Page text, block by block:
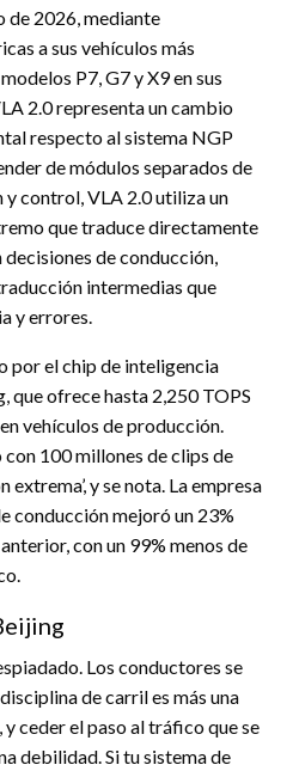
de 2026, mediante
a sus vehículos más
P7, G7 y X9 en sus
2.0 representa un cambio
respecto al sistema NGP
de módulos separados de
control, VLA 2.0 utiliza un
que traduce directamente
decisiones de conducción,
intermedias que
y errores.
por el chip de inteligencia
que ofrece hasta 2,250 TOPS
vehículos de producción.
100 millones de clips de
extrema’, y se nota. La empresa
conducción mejoró un 23%
con un 99% menos de
Los conductores se
de carril es más una
y ceder el paso al tráfico que se
debilidad. Si tu sistema de